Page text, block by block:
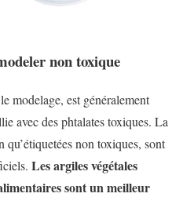
non toxique
modelage, est généralement
avec des phtalates toxiques. La
qu’étiquetées non toxiques, sont
Les argiles végétales
sont un meilleur